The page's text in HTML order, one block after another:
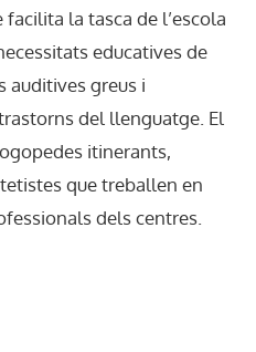
la tasca de l’escola
educatives de
auditives greus i
del llenguatge. El
itinerants,
que treballen en
dels centres.